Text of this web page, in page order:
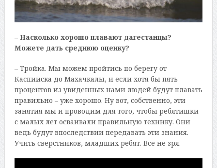
– Насколько хорошо плавают дагестанцы?
Можете дать среднюю оценку?
– Тройка. Мы можем пройтись по берегу от
Каспийска до Махачкалы, и если хотя бы пять
процентов из увиденных нами людей будут плавать
правильно – уже хорошо. Ну вот, собственно, эти
занятия мы и проводим для того, чтобы ребятишки
с малых лет осваивали правильную технику. Они
ведь будут впоследствии передавать эти знания.
Учить сверстников, младших ребят. Все не зря.